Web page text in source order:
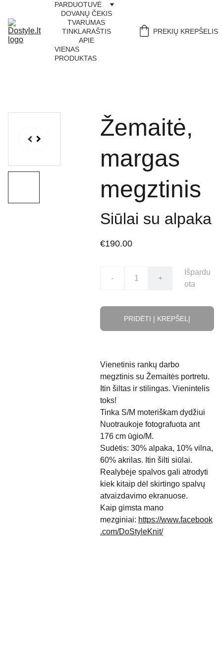
PARDUOTUVĖ
DOVANŲ ČEKIS
TVARUMAS
TINKLARAŠTIS
APIE
VIENAS
PRODUKTAS
PREKIŲ KREPŠELIS
Žemaitė,
margas
megztinis
Siūlai su alpaka
€190.00
- +
Išpardu
ota
PRIDĖTI Į KREPŠELĮ
Vienetinis rankų darbo
megztinis su Žemaitės portretu.
Itin šiltas ir stilingas. Vienintelis
toks!
Tinka S/M moteriškam dydžiui
Nuotraukoje fotografuota ant
176 cm ūgio/M.
Sudėtis: 30% alpaka, 10% vilna,
60% akrilas. Itin šilti siūlai.
Realybėje spalvos gali atrodyti
kiek kitaip dėl skirtingo spalvų
atvaizdavimo ekranuose.
Kaip gimsta mano
mezginiai: https://www.facebook
.com/DoStyleKnit/